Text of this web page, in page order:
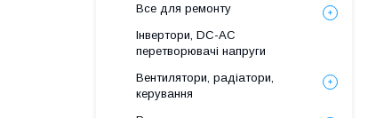
Все для ремонту
Інвертори, DC-AC
перетворювачі напруги
Вентилятори, радіатори,
керування